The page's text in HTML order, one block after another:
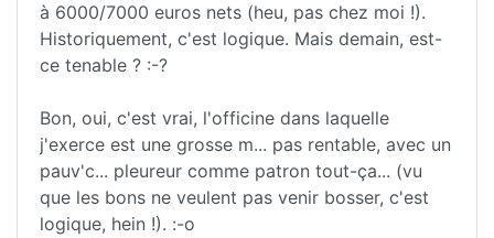
à 6000/7000 euros nets (heu, pas chez moi !).
Historiquement, c'est logique. Mais demain, est-
ce tenable ? :-?
Bon, oui, c'est vrai, l'officine dans laquelle
j'exerce est une grosse m... pas rentable, avec un
pauv'c... pleureur comme patron tout-ça... (vu
que les bons ne veulent pas venir bosser, c'est
logique, hein !). :-o